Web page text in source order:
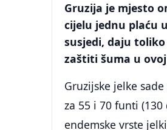
Gruzija je mjesto
cijelu jednu plaću
susjedi, daju
zaštiti šuma u
Gruzijske jelke
za 55 i 70 funti
endemske vrste